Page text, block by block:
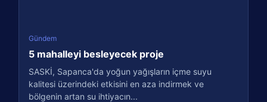
Gündem
5 mahalleyi besleyecek proje
SASKİ, Sapanca'da yoğun yağışların içme suyu
kalitesi üzerindeki etkisini en aza indirmek ve
bölgenin artan su ihtiyacın...